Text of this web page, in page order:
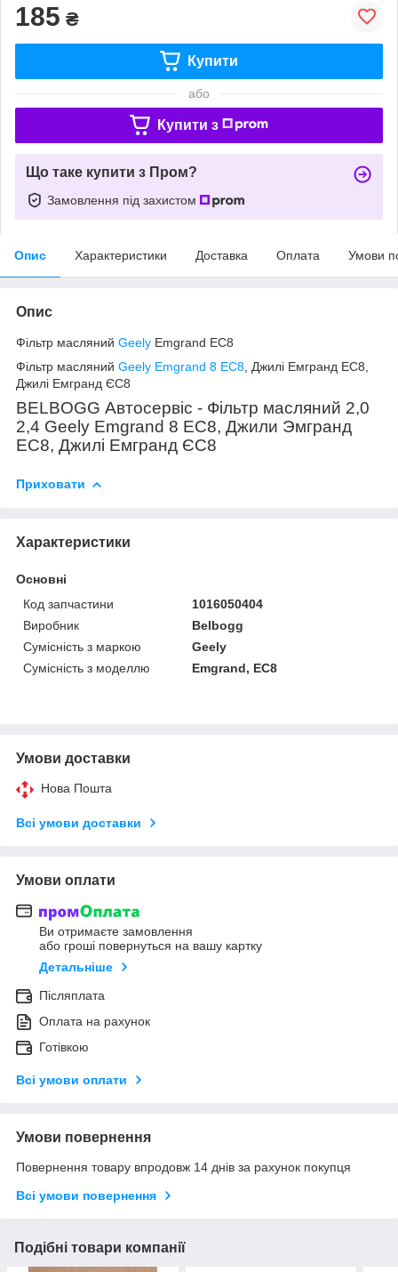
185 ₴
Купити
або
Купити з
Що таке купити з Пром?
Замовлення під захистом
Опис Характеристики Доставка Оплата Умови
Опис
Фільтр масляний Geely Emgrand ЕС8
Фільтр масляний Geely Emgrand 8 EC8 , Джилі Емгранд ЕС8,
Джилі Емгранд ЄС8
BELBOGG Автосервіс - Фільтр масляний 2,0
2,4 Geely Emgrand 8 EC8, Джили Эмгранд
ЕС8, Джилі Емгранд ЄС8
Приховати
Характеристики
Основні
Код запчастини
1016050404
Виробник
Belbogg
Сумісність з маркою
Geely
Сумісність з моделлю
Emgrand, EC8
Умови доставки
Нова Пошта
Всі умови доставки
Умови оплати
Ви отримаєте замовлення
або гроші повернуться на вашу картку
Детальніше
Післяплата
Оплата на рахунок
Готівкою
Всі умови оплати
Умови повернення
Повернення товару впродовж 14 днів за рахунок покупця
Всі умови повернення
Подібні товари компанії